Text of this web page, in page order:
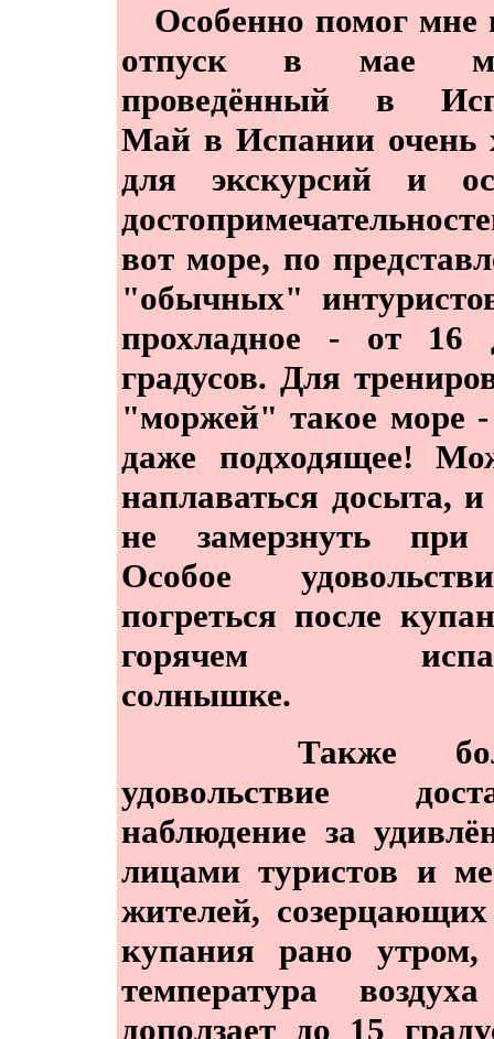
Особенно помог мне
отпуск в мае
проведённый в
Май в Испании очень
для экскурсий и
вот море, по
"обычных"
прохладное - от 16
градусов. Для
"моржей" такое море -
даже подходящее!
наплаваться досыта,
не замерзнуть при
Особое
погреться после
горячем
солнышке.
Также
удовольствие
наблюдение за
лицами туристов и
жителей,
купания рано утром,
температура
доползает до 15